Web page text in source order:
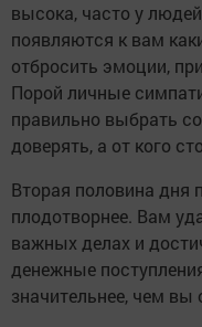
высока, часто у
появляются к вам
отбросить эмоции,
Порой личные
правильно выбрать
доверять, а от кого
Вторая половина дня
плодотворнее. Вам
важных делах и
денежные
значительнее, чем вы